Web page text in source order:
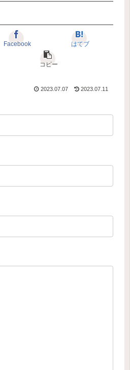
Facebook はてブ
コピー
2023.07.07 2023.07.11